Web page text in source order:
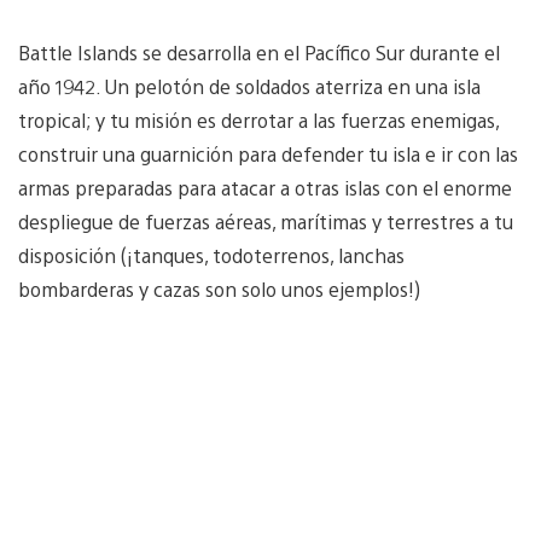
Battle Islands se desarrolla en el Pacífico Sur durante el
año 1942. Un pelotón de soldados aterriza en una isla
tropical; y tu misión es derrotar a las fuerzas enemigas,
construir una guarnición para defender tu isla e ir con las
armas preparadas para atacar a otras islas con el enorme
despliegue de fuerzas aéreas, marítimas y terrestres a tu
disposición (¡tanques, todoterrenos, lanchas
bombarderas y cazas son solo unos ejemplos!)